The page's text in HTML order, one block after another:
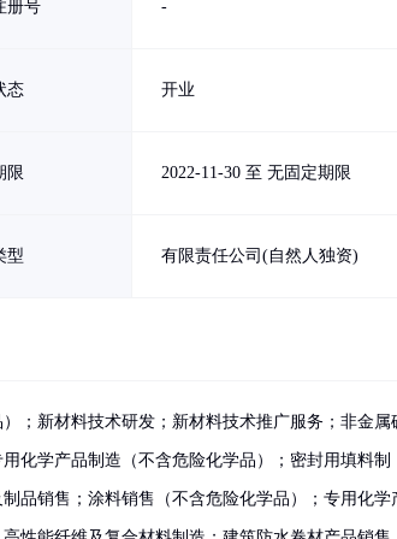
册号 -
态 开业
限 2022-11-30 至 无固定期限
型 有限责任公司(自然人独资)
；新材料技术研发；新材料技术推广服务；非金属
化学产品制造（不含危险化学品）；密封用填料制
品销售；涂料销售（不含危险化学品）；专用化学